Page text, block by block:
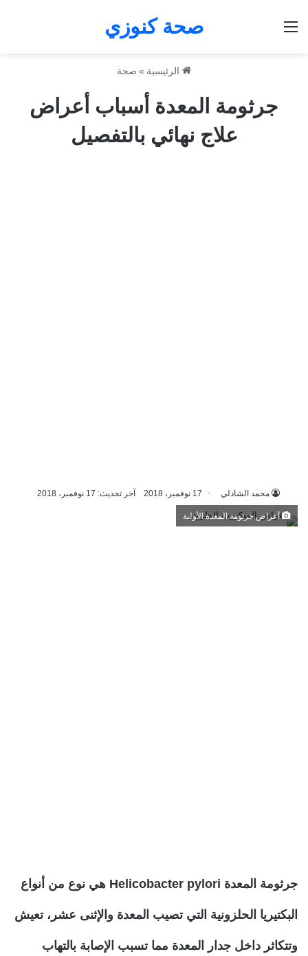
صحة كنوزي
الرئيسية » صحة
جرثومة المعدة أسباب أعراض
علاج نهائي بالتفصيل
محمد الشاذلي 17 نوفمبر، 2018 آخر تحديث: 17 نوفمبر، 2018
أعراض جرثومة المعدة الأولية
جرثومة المعدة Helicobacter pylori هي نوع من أنواع
البكتيريا الحلزونية التي تصيب المعدة والإثنى عشر، تعيش
وتتكاثر داخل جدار المعدة مما تسبب الإصابة بالتهاب